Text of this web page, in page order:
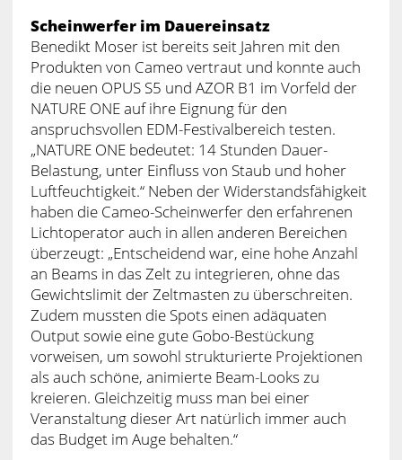
Scheinwerfer im Dauereinsatz
Benedikt Moser ist bereits seit Jahren mit den
Produkten von Cameo vertraut und konnte auch
die neuen OPUS S5 und AZOR B1 im Vorfeld der
NATURE ONE auf ihre Eignung für den
anspruchsvollen EDM-Festivalbereich testen.
„NATURE ONE bedeutet: 14 Stunden Dauer-
Belastung, unter Einfluss von Staub und hoher
Luftfeuchtigkeit.“ Neben der Widerstandsfähigkeit
haben die Cameo-Scheinwerfer den erfahrenen
Lichtoperator auch in allen anderen Bereichen
überzeugt: „Entscheidend war, eine hohe Anzahl
an Beams in das Zelt zu integrieren, ohne das
Gewichtslimit der Zeltmasten zu überschreiten.
Zudem mussten die Spots einen adäquaten
Output sowie eine gute Gobo-Bestückung
vorweisen, um sowohl strukturierte Projektionen
als auch schöne, animierte Beam-Looks zu
kreieren. Gleichzeitig muss man bei einer
Veranstaltung dieser Art natürlich immer auch
das Budget im Auge behalten.“